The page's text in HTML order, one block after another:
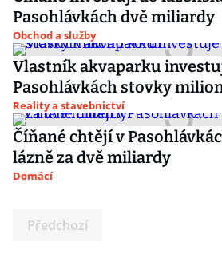
Pasohlávkách dvě miliardy
Obchod a služby
Vlastník akvaparku
Pasohlávkách stovky
Reality a stavebnictví
Číňané chtějí v
lázně za dvě miliardy
Domácí
Předchozí